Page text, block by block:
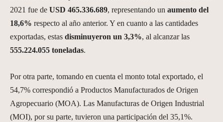
2021 fue de USD 465.336.689, representando un aumento del
18,6% respecto al año anterior. Y en cuanto a las cantidades
exportadas, estas disminuyeron un 3,3%, al alcanzar las
555.224.055 toneladas.
Por otra parte, tomando en cuenta el monto total exportado, el
54,7% correspondió a Productos Manufacturados de Origen
Agropecuario (MOA). Las Manufacturas de Origen Industrial
(MOI), por su parte, tuvieron una participación del 35,1%.